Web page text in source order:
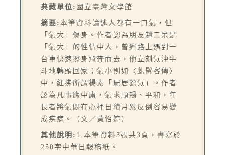
典藏單位: 國立臺灣文學館
摘要: 本筆資料論述人都有一口氣，但
「氣大」傷身。作者認為朋友趙二呆是
「氣大」的性情中人，曾經路上遇到一
台車快速擦身飛奔而去，他立刻氣沖牛
斗地轉頭回家；氣小則如〈虬髯客傳〉
中，紅拂所謂楊素「屍居餘氣」。作者
認為凡事應中庸，氣求順暢、平和，年
長者將氣悶在心裡日積月累反倒容易變
成疾病。（文／黃怡婷）
其他說明: 1.本筆資料3張共3頁，書寫於
250字中華日報稿紙。